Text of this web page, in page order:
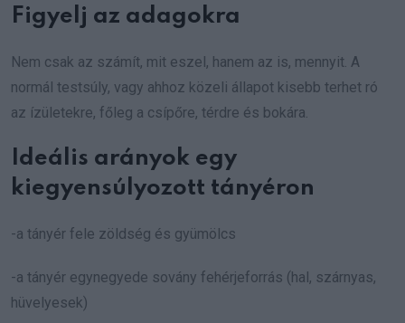
Figyelj az adagokra
Nem csak az számít, mit eszel, hanem az is, mennyit. A
normál testsúly, vagy ahhoz közeli állapot kisebb terhet ró
az ízületekre, főleg a csípőre, térdre és bokára.
Ideális arányok egy
kiegyensúlyozott tányéron
-a tányér fele zöldség és gyümölcs
-a tányér egynegyede sovány fehérjeforrás (hal, szárnyas,
hüvelyesek)